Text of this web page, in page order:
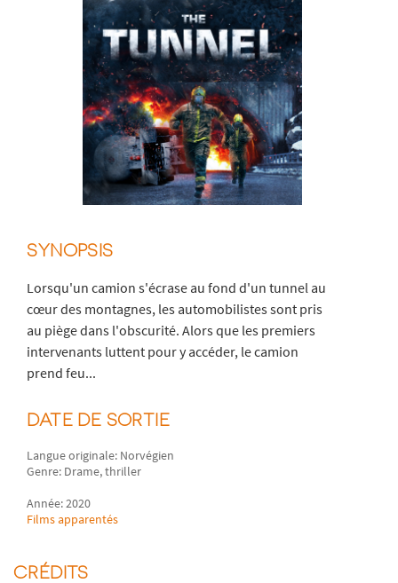
SYNOPSIS
Lorsqu'un camion s'écrase au fond d'un tunnel au
cœur des montagnes, les automobilistes sont pris
au piège dans l'obscurité. Alors que les premiers
intervenants luttent pour y accéder, le camion
prend feu...
DATE DE SORTIE
Langue originale: Norvégien
Genre: Drame, thriller
Année: 2020
Films apparentés
CRÉDITS